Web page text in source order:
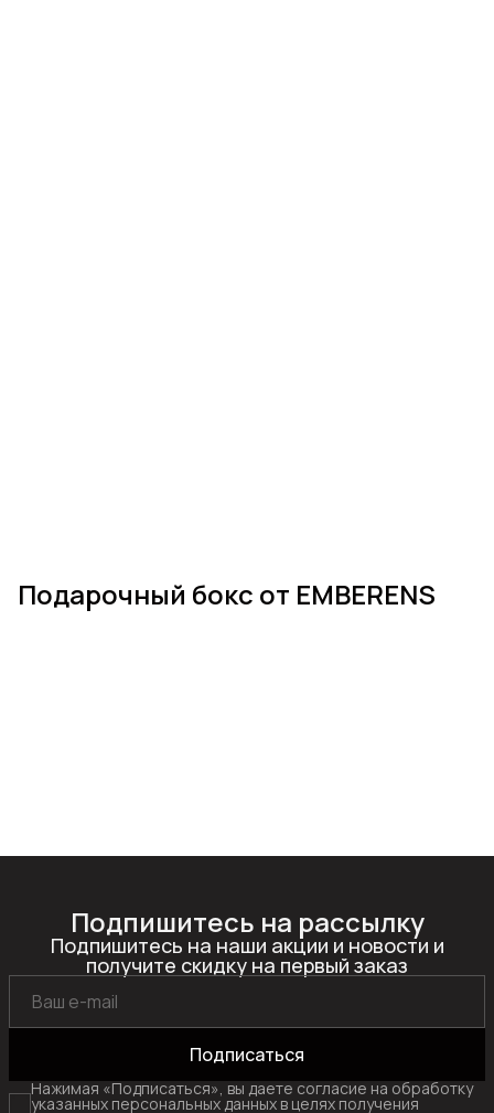
Подарочный бокс от EMBERENS
Подпишитесь на рассылку
Подпишитесь на наши акции и новости и
получите скидку на первый заказ
Подписаться
Нажимая «Подписаться», вы даете согласие на обработку
указанных персональных данных в целях получения